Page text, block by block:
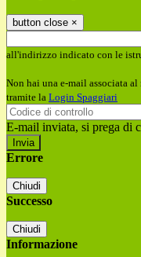
button close ×
all'indirizzo indicato con le
Non hai una e-mail associata
tramite la Login Spaggiari
E-mail inviata, si prega di
Errore
Chiudi
Successo
Chiudi
Informazione